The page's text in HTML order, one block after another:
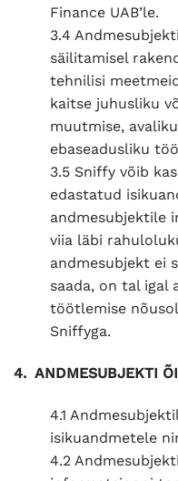
Finance UAB’le.
3.4
säilitamisel
tehnilisi
kaitse juhusliku
muutmise,
ebaseadusliku
3.5 Sniffy võib
edastatud
andmesubjektile
viia läbi
andmesubjekt ei
saada, on tal igal
töötlemise
Sniffyga.
4. ANDMESUBJEKTI
4.1
isikuandmetele
4.2